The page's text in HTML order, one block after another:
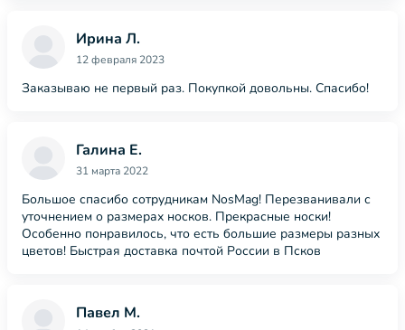
Ирина Л.
12 февраля 2023
Заказываю не первый раз. Покупкой довольны. Спасибо!
Галина Е.
31 марта 2022
Большое спасибо сотрудникам NosMag! Перезванивали с
уточнением о размерах носков. Прекрасные носки!
Особенно понравилось, что есть большие размеры разных
цветов! Быстрая доставка почтой России в Псков
Павел М.